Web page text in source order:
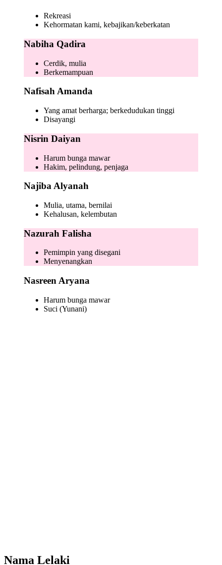
Rekreasi
Kehormatan kami, kebajikan/keberkatan
Nabiha Qadira
Cerdik, mulia
Berkemampuan
Nafisah Amanda
Yang amat berharga; berkedudukan tinggi
Disayangi
Nisrin Daiyan
Harum bunga mawar
Hakim, pelindung, penjaga
Najiba Alyanah
Mulia, utama, bernilai
Kehalusan, kelembutan
Nazurah Falisha
Pemimpin yang disegani
Menyenangkan
Nasreen Aryana
Harum bunga mawar
Suci (Yunani)
Nama Lelaki